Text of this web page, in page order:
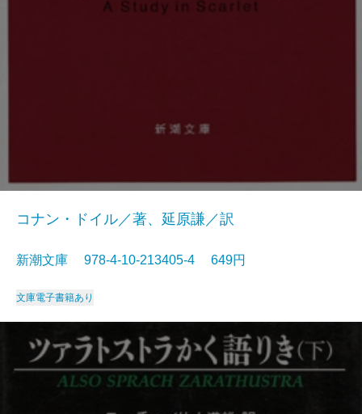
コナン・ドイル／著、延原謙／訳
新潮文庫 978-4-10-213405-4 649円
文庫電子書籍あり